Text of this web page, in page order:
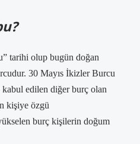
tarihi olup bugün doğan
30 Mayıs İkizler Burcu
edilen diğer burç olan
kişiye özgü
burç kişilerin doğum